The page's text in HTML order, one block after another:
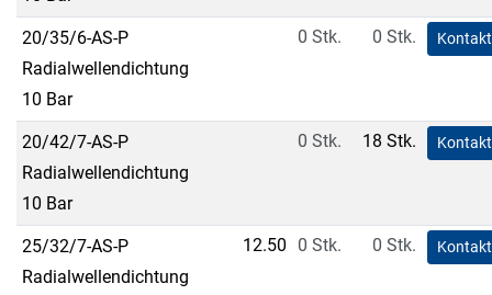
20/35/6-AS-P
Radialwellendichtung
10 Bar
0 Stk. 0 Stk. Kontakt
20/42/7-AS-P
Radialwellendichtung
10 Bar
0 Stk. 18 Stk. Kontakt
25/32/7-AS-P
Radialwellendichtung
12.50 0 Stk. 0 Stk. Kontakt